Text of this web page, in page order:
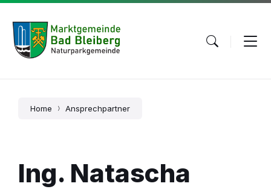
Skip
content
Skip
main
navigation
Skip
footer
Home Ansprechpartner
Ing. Natascha